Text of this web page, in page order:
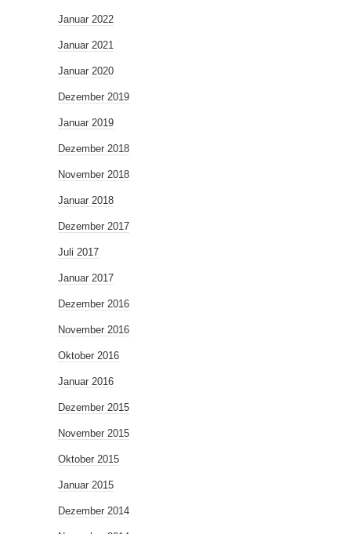
Januar 2022
Januar 2021
Januar 2020
Dezember 2019
Januar 2019
Dezember 2018
November 2018
Januar 2018
Dezember 2017
Juli 2017
Januar 2017
Dezember 2016
November 2016
Oktober 2016
Januar 2016
Dezember 2015
November 2015
Oktober 2015
Januar 2015
Dezember 2014